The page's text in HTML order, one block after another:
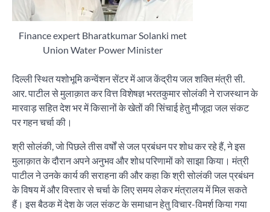
Finance expert Bharatkumar Solanki met
Union Water Power Minister
दिल्ली स्थित यशोभूमि कन्वेंशन सेंटर में आज केंद्रीय जल शक्ति मंत्री सी.
आर. पाटील से मुलाक़ात कर वित्त विशेषज्ञ भरतकुमार सोलंकी ने राजस्थान के
मारवाड़ सहित देश भर में किसानों के खेतों की सिंचाई हेतु मौजूदा जल संकट
पर गहन चर्चा की।
श्री सोलंकी, जो पिछले तीस वर्षों से जल प्रबंधन पर शोध कर रहे हैं, ने इस
मुलाक़ात के दौरान अपने अनुभव और शोध परिणामों को साझा किया। मंत्री
पाटील ने उनके कार्य की सराहना की और कहा कि श्री सोलंकी जल प्रबंधन
के विषय में और विस्तार से चर्चा के लिए समय लेकर मंत्रालय में मिल सकते
हैं। इस बैठक में देश के जल संकट के समाधान हेतु विचार-विमर्श किया गया